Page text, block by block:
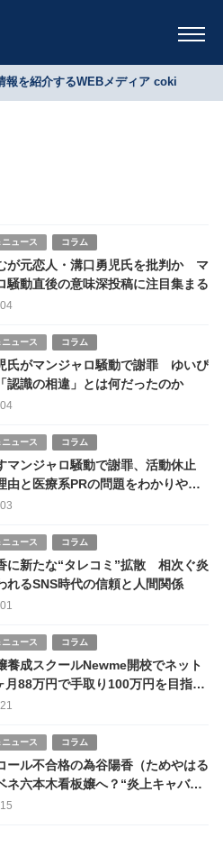
報を紹介するWEBメディア coki
ュース コラム
が元恋人・溝口勇児氏を批判か マ
騒動直後の意味深投稿に注目集まる
ュース コラム
氏がマンジャロ騒動で謝罪 ゆいぴ
認識の相違」とは何だったのか
ュース コラム
マンジャロ騒動で謝罪、活動休止
由と医療系PRの問題をわかりやす
ュース コラム
に新たな“タレコミ”拡散 相次ぐ炎
れるSNS時代の信頼と人間関係
ュース コラム
養成スクールNewme開校でネット
月88万円で手取り100万円を目指す
ロジェクトの衝撃
ュース コラム
ール不合格の為谷陽香（ためやはる
ネ六本木看板嬢へ？“炎上キャバ
劇開幕か